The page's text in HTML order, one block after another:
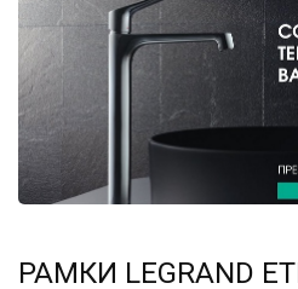
РАМКИ LEGRAND